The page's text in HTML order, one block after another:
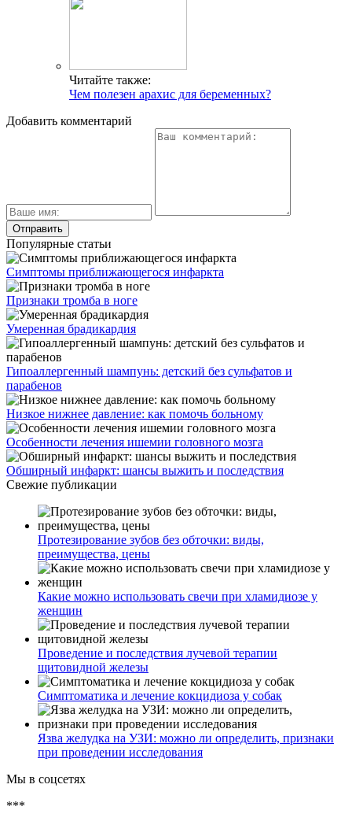
Читайте также:
Чем полезен арахис для беременных?
Добавить комментарий
Популярные статьи
Симптомы приближающегося инфаркта
Признаки тромба в ноге
Умеренная брадикардия
Гипоаллергенный шампунь: детский без сульфатов и
парабенов
Низкое нижнее давление: как помочь больному
Особенности лечения ишемии головного мозга
Обширный инфаркт: шансы выжить и последствия
Свежие публикации
Протезирование зубов без обточки: виды,
преимущества, цены
Какие можно использовать свечи при хламидиозе у
женщин
Проведение и последствия лучевой терапии
щитовидной железы
Симптоматика и лечение кокцидиоза у собак
Язва желудка на УЗИ: можно ли определить, признаки
при проведении исследования
Мы в соцсетях
***